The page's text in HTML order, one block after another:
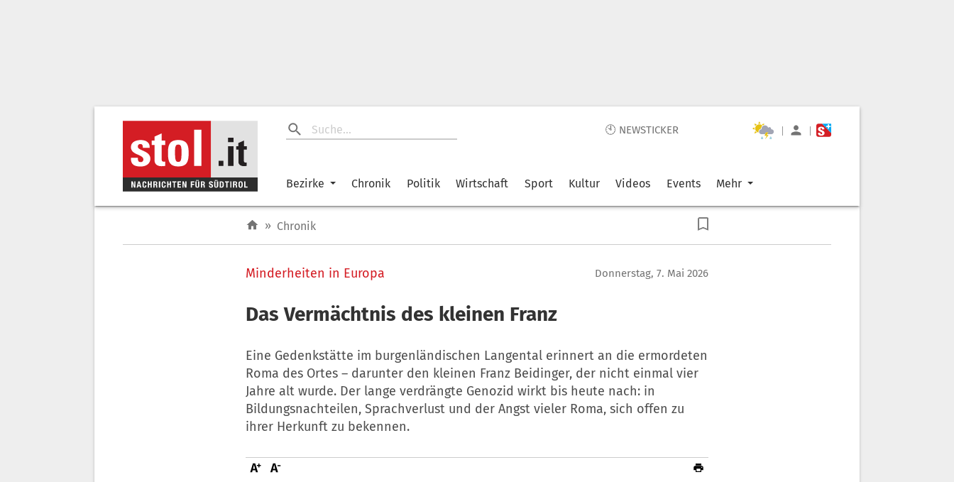
🕙 NEWSTICKER | |
Bezirke Chronik Politik Wirtschaft Sport Kultur Videos Events Mehr
» Chronik
Minderheiten in Europa Donnerstag, 7. Mai 2026
Das Vermächtnis des kleinen Franz
Eine Gedenkstätte im burgenländischen Langental erinnert an die ermordeten
Roma des Ortes – darunter den kleinen Franz Beidinger, der nicht einmal vier
Jahre alt wurde. Der lange verdrängte Genozid wirkt bis heute nach: in
Bildungsnachteilen, Sprachverlust und der Angst vieler Roma, sich offen zu
ihrer Herkunft zu bekennen.